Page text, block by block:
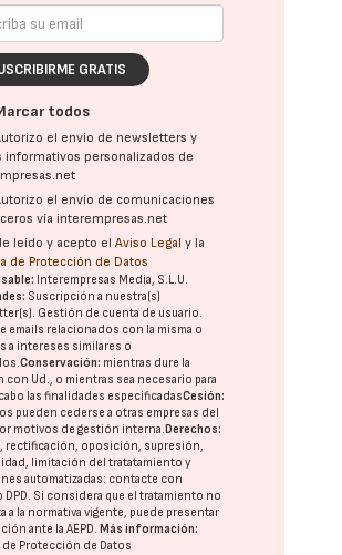
GRATIS
todos
el envío de newsletters y
informativos personalizados de
el envío de comunicaciones
vía interempresas.net
leído y acepto elAviso Legal y la
de Protección de Datos
Interempresas Media, S.L.U.
Suscripción a nuestra(s)
Gestión de cuenta de usuario.
emails relacionados con la misma o
a intereses similares o
Conservación: mientras dure la
con Ud., o mientras sea necesario para
cabo las finalidades especificadasCesión:
pueden cederse a otras empresas del
motivos de gestión interna. Derechos:
rectificación, oposición, supresión,
limitación del tratatamiento y
automatizadas: contacte con
. Si considera que el tratamiento no
a la normativa vigente, puede presentar
ante laAEPD. Más información:
de Protección de Datos